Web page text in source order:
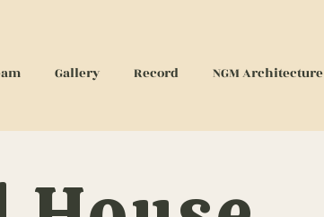
Gallery Record NGM Architecture